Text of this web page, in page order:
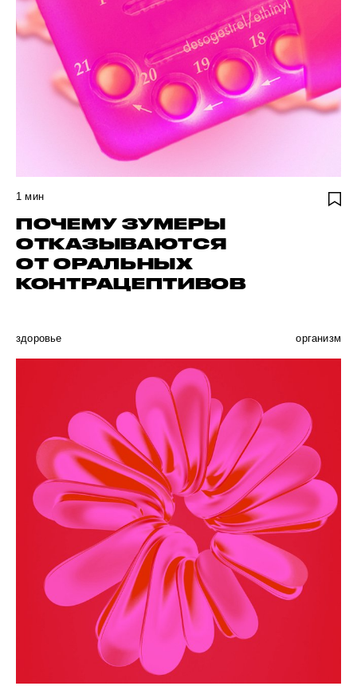
1 мин
ПОЧЕМУ ЗУМЕРЫ
ОТКАЗЫВАЮТСЯ
ОТ ОРАЛЬНЫХ
КОНТРАЦЕПТИВОВ
здоровье организм